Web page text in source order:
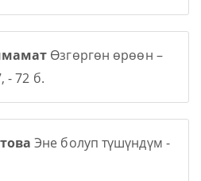
Өзгөргөн өрөөн –
- 72 б.
Эне болуп түшүндүм -